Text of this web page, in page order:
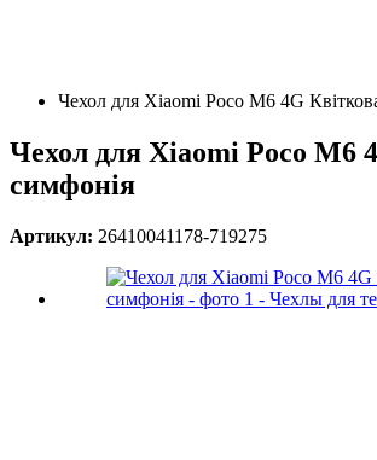
Чехол для Xiaomi Poco M6 4G
Чехол для Xiaomi Poco M6
симфонія
Артикул: 26410041178-719275